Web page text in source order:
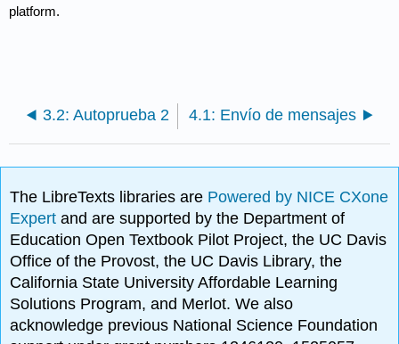
platform.
3.2: Autoprueba 2 4.1: Envío de mensajes
The LibreTexts libraries are Powered by NICE CXone
Expertand are supported by the Department of
Education Open Textbook Pilot Project, the UC Davis
Office of the Provost, the UC Davis Library, the
California State University Affordable Learning
Solutions Program, and Merlot. We also
acknowledge previous National Science Foundation